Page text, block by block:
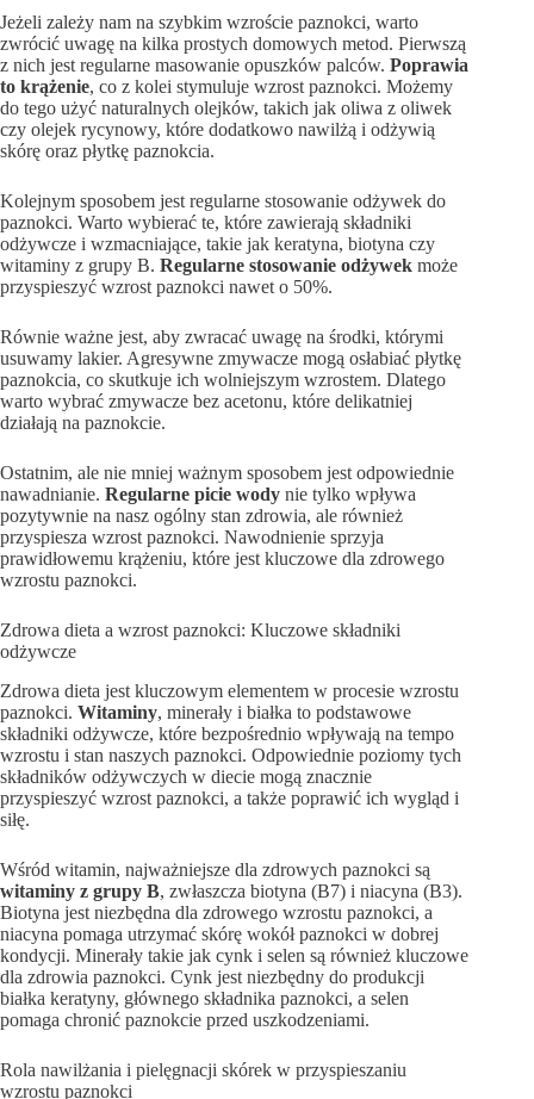
Jeżeli zależy nam na szybkim wzroście paznokci, warto
zwrócić uwagę na kilka prostych domowych metod. Pierwszą
z nich jest regularne masowanie opuszków palców. Poprawia
to krążenie, co z kolei stymuluje wzrost paznokci. Możemy
do tego użyć naturalnych olejków, takich jak oliwa z oliwek
czy olejek rycynowy, które dodatkowo nawilżą i odżywią
skórę oraz płytkę paznokcia.
Kolejnym sposobem jest regularne stosowanie odżywek do
paznokci. Warto wybierać te, które zawierają składniki
odżywcze i wzmacniające, takie jak keratyna, biotyna czy
witaminy z grupy B. Regularne stosowanie odżywek może
przyspieszyć wzrost paznokci nawet o 50%.
Równie ważne jest, aby zwracać uwagę na środki, którymi
usuwamy lakier. Agresywne zmywacze mogą osłabiać płytkę
paznokcia, co skutkuje ich wolniejszym wzrostem. Dlatego
warto wybrać zmywacze bez acetonu, które delikatniej
działają na paznokcie.
Ostatnim, ale nie mniej ważnym sposobem jest odpowiednie
nawadnianie. Regularne picie wody nie tylko wpływa
pozytywnie na nasz ogólny stan zdrowia, ale również
przyspiesza wzrost paznokci. Nawodnienie sprzyja
prawidłowemu krążeniu, które jest kluczowe dla zdrowego
wzrostu paznokci.
Zdrowa dieta a wzrost paznokci: Kluczowe składniki
odżywcze
Zdrowa dieta jest kluczowym elementem w procesie wzrostu
paznokci. Witaminy, minerały i białka to podstawowe
składniki odżywcze, które bezpośrednio wpływają na tempo
wzrostu i stan naszych paznokci. Odpowiednie poziomy tych
składników odżywczych w diecie mogą znacznie
przyspieszyć wzrost paznokci, a także poprawić ich wygląd i
siłę.
Wśród witamin, najważniejsze dla zdrowych paznokci są
witaminy z grupy B, zwłaszcza biotyna (B7) i niacyna (B3).
Biotyna jest niezbędna dla zdrowego wzrostu paznokci, a
niacyna pomaga utrzymać skórę wokół paznokci w dobrej
kondycji. Minerały takie jak cynk i selen są również kluczowe
dla zdrowia paznokci. Cynk jest niezbędny do produkcji
białka keratyny, głównego składnika paznokci, a selen
pomaga chronić paznokcie przed uszkodzeniami.
Rola nawilżania i pielęgnacji skórek w przyspieszaniu
wzrostu paznokci